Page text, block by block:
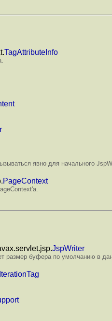
TagAttributeInfo
явно для начального
PageContext
'а.
JspWriter
размер буфера по умолчанию в
IterationTag